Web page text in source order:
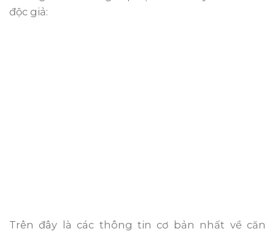
độc giả:
Trên đây là các thông tin cơ bản nhất về căn